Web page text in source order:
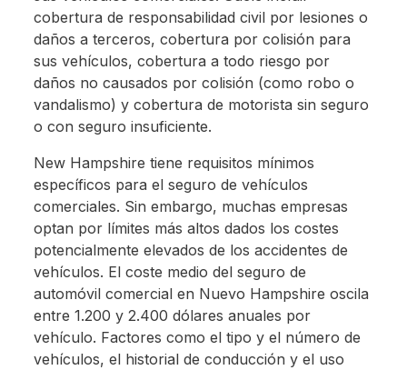
cobertura de responsabilidad civil por lesiones o
daños a terceros, cobertura por colisión para
sus vehículos, cobertura a todo riesgo por
daños no causados por colisión (como robo o
vandalismo) y cobertura de motorista sin seguro
o con seguro insuficiente.
New Hampshire tiene requisitos mínimos
específicos para el seguro de vehículos
comerciales. Sin embargo, muchas empresas
optan por límites más altos dados los costes
potencialmente elevados de los accidentes de
vehículos. El coste medio del seguro de
automóvil comercial en Nuevo Hampshire oscila
entre 1.200 y 2.400 dólares anuales por
vehículo. Factores como el tipo y el número de
vehículos, el historial de conducción y el uso